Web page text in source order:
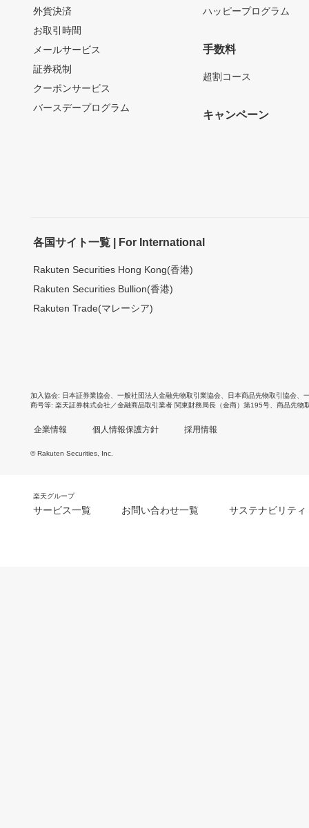
外貨決済
お取引時間
メールサービス
証券税制
クーポンサービス
バースデープログラム
ハッピープログラム
手数料
超割コース
キャンペーン
各国サイト一覧 | For International
Rakuten Securities Hong Kong(香港)
Rakuten Securities Bullion(香港)
Rakuten Trade(マレーシア)
加入協会 日本証券業協会 一般社団法人金融先物取引業協会 日本商品先物取引協会
商号等 楽天証券株式会社／金融商品取引業者 関東財務局長（金商）第195号、商品先物
企業情報 個人情報保護方針 採用情報
© Rakuten Securities, Inc.
楽天グループ
サービス一覧 お問い合わせ一覧 サステナビリティ